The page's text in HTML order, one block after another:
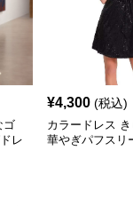
ゴ
レ
¥4,300 (税込)
カラードレス き
華やぎパフスリ